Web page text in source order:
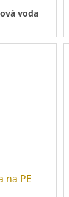
voda
na PE